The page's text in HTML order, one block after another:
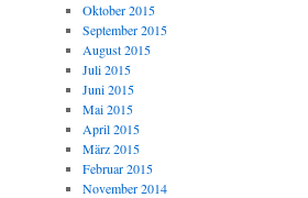
Oktober 2015
September 2015
August 2015
Juli 2015
Juni 2015
Mai 2015
April 2015
März 2015
Februar 2015
November 2014